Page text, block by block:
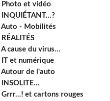
et vidéo
Auto - Mobilités
cause du virus...
et numérique
de l'auto
et cartons rouges